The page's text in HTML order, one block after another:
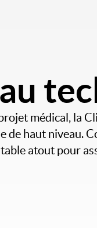
médical, la
de haut niveau.
atout pour